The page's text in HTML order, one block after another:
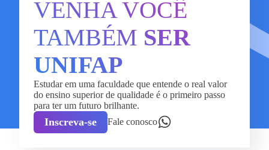
VENHA VOCÊ
TAMBÉM SER
UNIFAP
Estudar em uma faculdade que entende o real valor
do ensino superior de qualidade é o primeiro passo
para ter um futuro brilhante.
Inscreva-se Fale conosco